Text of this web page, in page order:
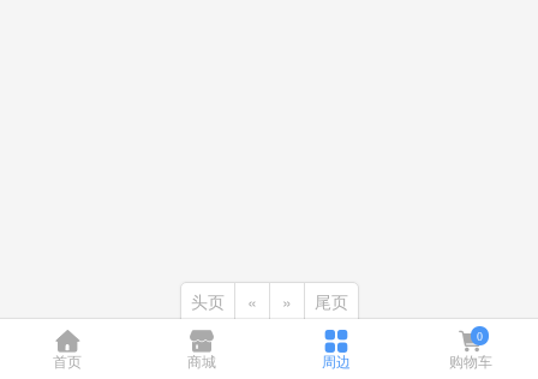
首页 商城 周边
0
购物车
头页 « » 尾页